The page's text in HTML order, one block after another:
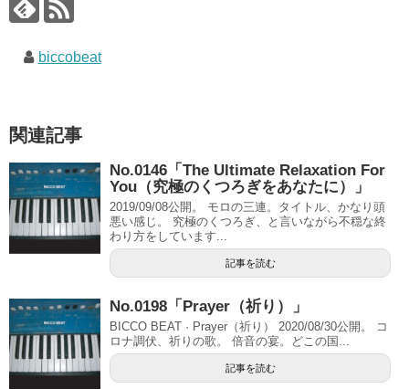
biccobeat
関連記事
No.0146「The Ultimate Relaxation For
You（究極のくつろぎをあなたに）」
2019/09/08公開。 モロの三連。タイトル、かなり頭
悪い感じ。 究極のくつろぎ、と言いながら不穏な終
わり方をしています...
記事を読む
No.0198「Prayer（祈り）」
BICCO BEAT · Prayer（祈り） 2020/08/30公開。 コ
ロナ調伏、祈りの歌。 倍音の宴。どこの国...
記事を読む